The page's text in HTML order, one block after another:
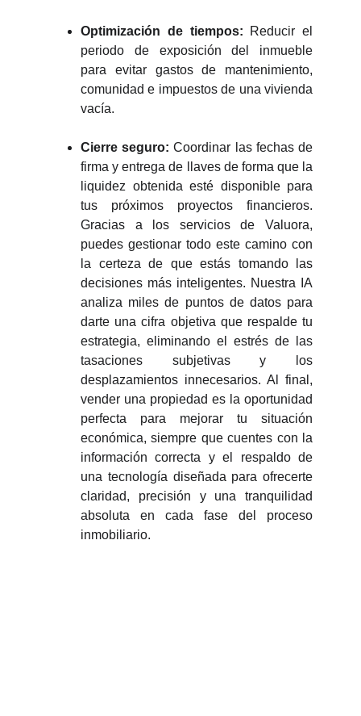
Optimización de tiempos: Reducir el
periodo de exposición del inmueble
para evitar gastos de mantenimiento,
comunidad e impuestos de una vivienda
vacía.
Cierre seguro:Coordinar las fechas de
firma y entrega de llaves de forma que la
liquidez obtenida esté disponible para
tus próximos proyectos financieros.
Gracias a los servicios de Valuora,
puedes gestionar todo este camino con
la certeza de que estás tomando las
decisiones más inteligentes. Nuestra IA
analiza miles de puntos de datos para
darte una cifra objetiva que respalde tu
estrategia, eliminando el estrés de las
tasaciones subjetivas y los
desplazamientos innecesarios. Al final,
vender una propiedad es la oportunidad
perfecta para mejorar tu situación
económica, siempre que cuentes con la
información correcta y el respaldo de
una tecnología diseñada para ofrecerte
claridad, precisión y una tranquilidad
absoluta en cada fase del proceso
inmobiliario.